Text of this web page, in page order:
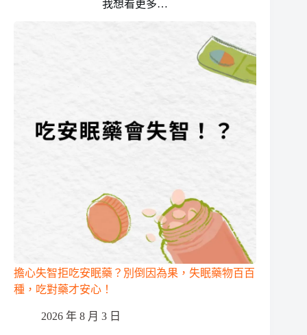
我想看更多…
擔心失智拒吃安眠藥？別倒因為果，失眠藥物百百
種，吃對藥才安心！
2026 年 8 月 3 日